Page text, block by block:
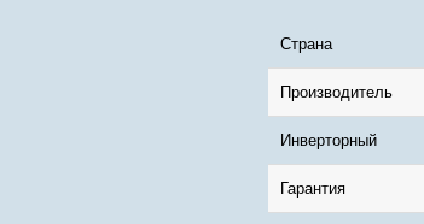
Страна
Производитель
Инверторный
Гарантия